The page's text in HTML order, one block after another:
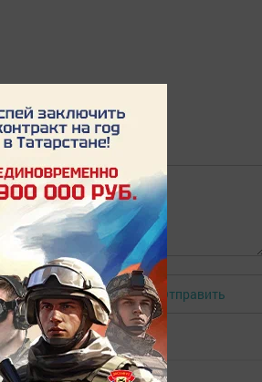
Авторизоваться Отправить